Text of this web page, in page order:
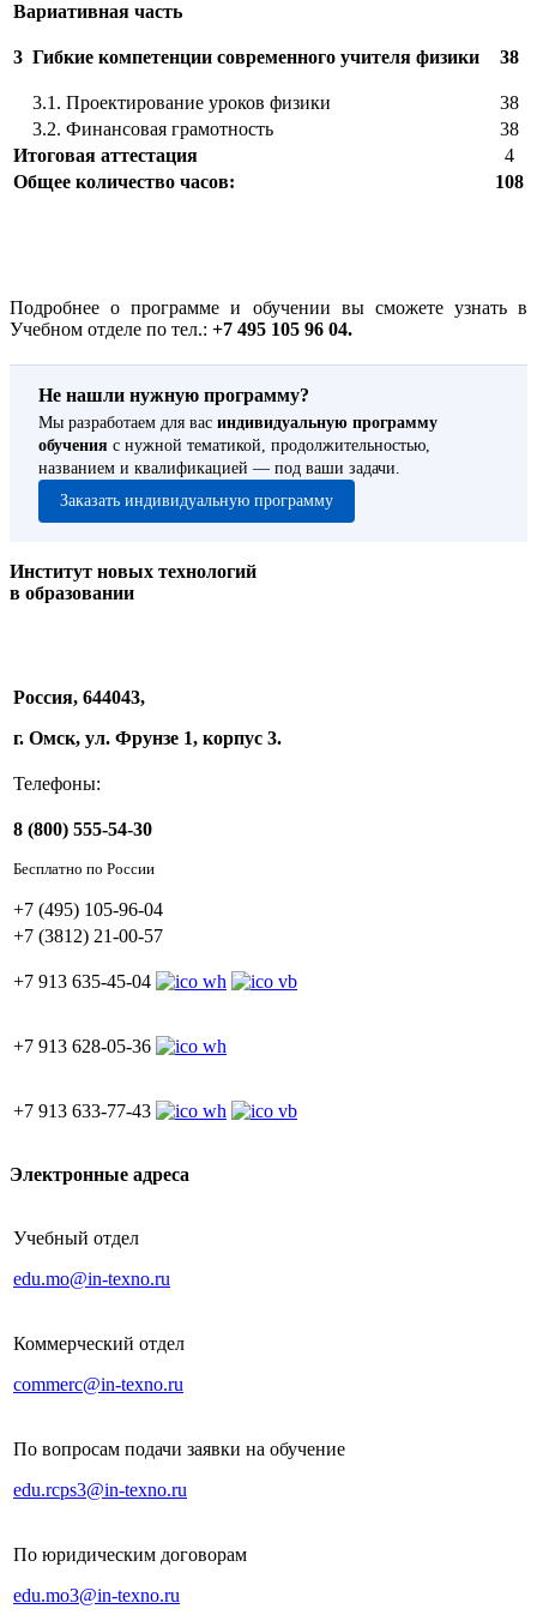
Вариативная часть
3 Гибкие компетенции современного учителя физики 38
3.1. Проектирование уроков физики
38
3.2. Финансовая грамотность
38
Итоговая аттестация
4
Общее количество часов:
108
Подробнее о программе и обучении вы сможете узнать в
Учебном отделе по тел.: +7 495 105 96 04.
Не нашли нужную программу?
Мы разработаем для вас индивидуальную программу
обучения с нужной тематикой, продолжительностью,
названием и квалификацией — под ваши задачи.
Заказать индивидуальную программу
Институт новых технологий
в образовании
Россия, 644043,
г. Омск, ул. Фрунзе 1, корпус 3.
Телефоны:
8 (800) 555-54-30
Бесплатно по России
+7 (495) 105-96-04
+7 (3812) 21-00-57
+7 913 635-45-04
+7 913 628-05-36
+7 913 633-77-43
Электронные адреса
Учебный отдел
edu.mo@in-texno.ru
Коммерческий отдел
commerc@in-texno.ru
По вопросам подачи заявки на обучение
edu.rcps3@in-texno.ru
По юридическим договорам
edu.mo3@in-texno.ru